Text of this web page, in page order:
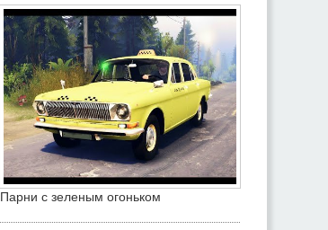
Парни с зеленым огоньком